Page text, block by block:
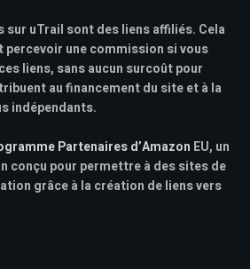
sur uTrail sont des liens affiliés. Cela
percevoir une commission si vous
liens, sans aucun surcoût pour
au financement du site et à la
indépendants.
Partenaires d’Amazon EU, un
conçu pour permettre à des sites de
grâce à la création de liens vers